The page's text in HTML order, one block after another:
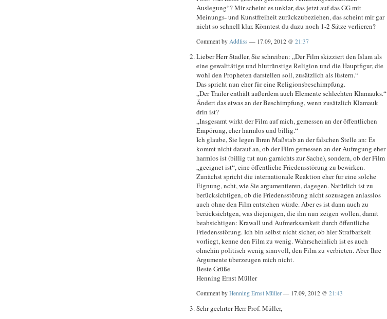
Auslegung“? Mir scheint es unklar, das jetzt auf das GG mit
Meinungs- und Kunstfreiheit zurückzubeziehen, das scheint mir gar
nicht so schnell klar. Könntest du dazu noch 1-2 Sätze verlieren?
Comment by Addliss — 17.09, 2012 @ 21:37
Lieber Herr Stadler, Sie schreiben: „Der Film skizziert den Islam als
eine gewalttätige und blutrünstige Religion und die Hauptfigur, die
wohl den Propheten darstellen soll, zusätzlich als lüstern.“
Das spricht nun eher für eine Religionsbeschimpfung.
„Der Trailer enthält außerdem auch Elemente schlechten Klamauks.“
Ändert das etwas an der Beschimpfung, wenn zusätzlich Klamauk
drin ist?
„Insgesamt wirkt der Film auf mich, gemessen an der öffentlichen
Empörung, eher harmlos und billig.“
Ich glaube, Sie legen Ihren Maßstab an der falschen Stelle an: Es
kommt nicht darauf an, ob der Film gemessen an der Aufregung eher
harmlos ist (billig tut nun garnichts zur Sache), sondern, ob der Film
„geeignet ist“, eine öffentliche Friedensstörung zu bewirken.
Zunächst spricht die internationale Reaktion eher für eine solche
Eignung, ncht, wie Sie argumentieren, dagegen. Natürlich ist zu
berücksichtigen, ob die Friedensstörung nicht sozusagen anlasslos
auch ohne den Film entstehen würde. Aber es ist dann auch zu
berücksichtgen, was diejenigen, die ihn nun zeigen wollen, damit
beabsichtigen: Krawall und Aufmerksamkeit durch öffentliche
Friedensstörung. Ich bin selbst nicht sicher, ob hier Strafbarkeit
vorliegt, kenne den Film zu wenig. Wahrscheinlich ist es auch
ohnehin politisch wenig sinnvoll, den Film zu verbieten. Aber Ihre
Argumente überzeugen mich nicht.
Beste Grüße
Henning Ernst Müller
Comment by Henning Ernst Müller — 17.09, 2012 @ 21:43
Sehr geehrter Herr Prof. Müller,